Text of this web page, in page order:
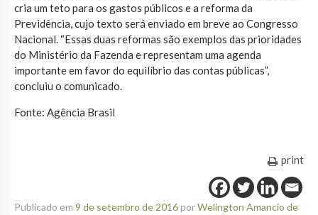
cria um teto para os gastos públicos e a reforma da
Previdência, cujo texto será enviado em breve ao Congresso
Nacional. “Essas duas reformas são exemplos das prioridades
do Ministério da Fazenda e representam uma agenda
importante em favor do equilíbrio das contas públicas”,
concluiu o comunicado.
Fonte: Agência Brasil
print
Publicado em 9 de setembro de 2016porWelington Amancio de